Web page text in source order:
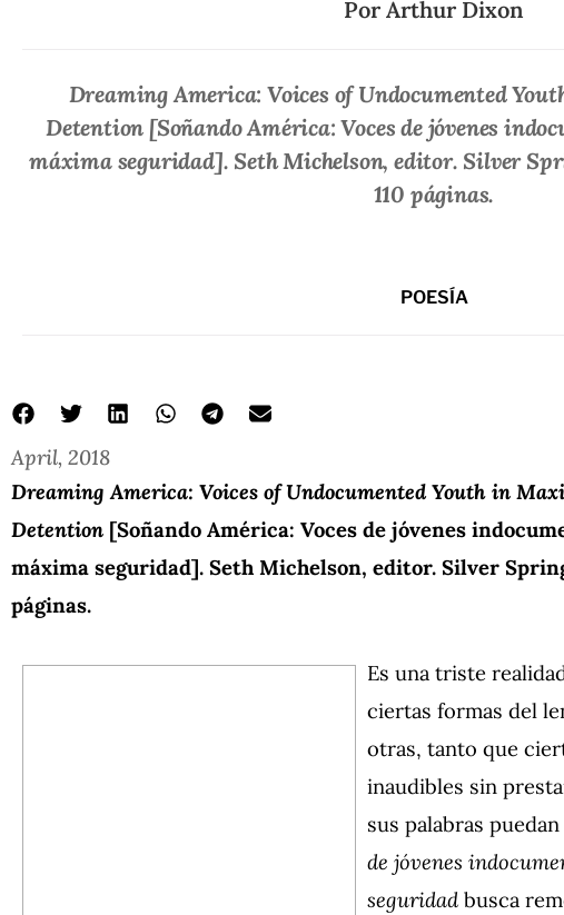
Por Arthur Dixon
Dreaming America: Voices of Undocumented
Detention [Soñando América: Voces de jóvenes
máxima seguridad]. Seth Michelson, editor. Silver
110 páginas.
POESÍA
April, 2018
Dreaming America: Voices of Undocumented Youth in
Detention [Soñando América: Voces de jóvenes
máxima seguridad]. Seth Michelson, editor. Silver Sprin
páginas.
Es una triste
ciertas formas del
otras, tanto que
inaudibles sin
sus palabras puedan
de jóvenes
seguridad busca